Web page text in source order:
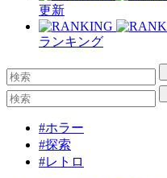
更新
ランキング
#ホラー
#探索
#レトロ